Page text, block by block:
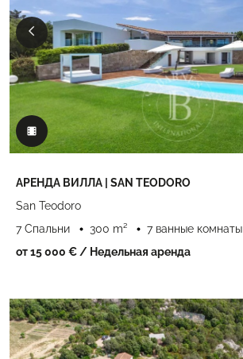
АРЕНДА ВИЛЛА | SAN TEODORO
San Teodoro
7 Спальни
300 m²
7 ванные комнаты
от 15 000 € / Недельная аренда